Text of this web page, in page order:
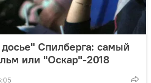
Спилберга: самый
или "Оскар"-2018